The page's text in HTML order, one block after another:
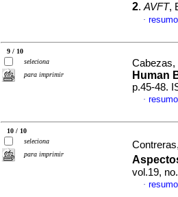
2. AVFT,
·
9 / 10
seleciona
para imprimir
Cabezas,
Human
p.45-48.
·
10 / 10
seleciona
para imprimir
vol.19,
·